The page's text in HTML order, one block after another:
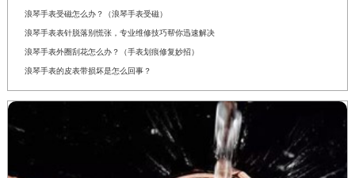
浪琴手表受磁怎么办？（浪琴手表受磁）
浪琴手表表针脱落别慌张，专业维修技巧帮你迅速解决
浪琴手表外圈刮花怎么办？（手表划痕修复妙招）
浪琴手表的皮表带损坏是怎么回事？